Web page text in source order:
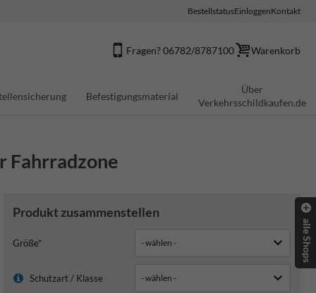
BestellstatusEinloggenKontakt
Fragen? 06782/8787100 Warenkorb
Befestigungsmaterial
Über
Verkehrsschildkaufen.de
Fahrradzone
Produkt zusammenstellen
Größe*
Schutzart / Klasse
alle Shops